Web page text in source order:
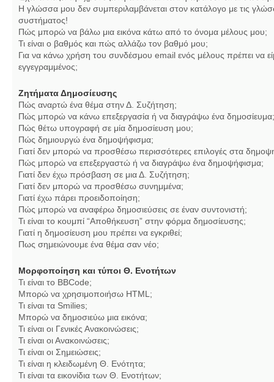
Η γλώσσα μου δεν συμπεριλαμβάνεται στον κατάλογο με τις
συστήματος!
Πώς μπορώ να βάλω μια εικόνα κάτω από το όνομα μέλους μου;
Τι είναι ο βαθμός και πώς αλλάζω τον βαθμό μου;
Για να κάνω χρήση του συνδέσμου email ενός μέλους πρέπει να
εγγεγραμμένος;
Ζητήματα Δημοσίευσης
Πώς αναρτώ ένα θέμα στην Δ. Συζήτηση;
Πώς μπορώ να κάνω επεξεργασία ή να διαγράψω ένα δημοσίευμα;
Πώς θέτω υπογραφή σε μία δημοσίευση μου;
Πώς δημιουργώ ένα δημοψήφισμα;
Γιατί δεν μπορώ να προσθέσω περισσότερες επιλογές στα
Πώς μπορώ να επεξεργαστώ ή να διαγράψω ένα δημοψήφισμα;
Γιατί δεν έχω πρόσβαση σε μια Δ. Συζήτηση;
Γιατί δεν μπορώ να προσθέσω συνημμένα;
Γιατί έχω πάρει προειδοποίηση;
Πώς μπορώ να αναφέρω δημοσιεύσεις σε έναν συντονιστή;
Τι είναι το κουμπί “Αποθήκευση” στην φόρμα δημοσίευσης;
Γιατί η δημοσίευση μου πρέπει να εγκριθεί;
Πως σημειώνουμε ένα θέμα σαν νέο;
Μορφοποίηση και τύποι Θ. Ενοτήτων
Τι είναι το BBCode;
Μπορώ να χρησιμοποιήσω HTML;
Τι είναι τα Smilies;
Μπορώ να δημοσιεύω μια εικόνα;
Τι είναι οι Γενικές Ανακοινώσεις;
Τι είναι οι Ανακοινώσεις;
Τι είναι οι Σημειώσεις;
Τι είναι η κλειδωμένη Θ. Ενότητα;
Τι είναι τα εικονίδια των Θ. Ενοτήτων;